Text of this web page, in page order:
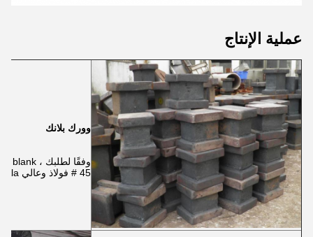
عملية الإنتاج
وورك بلانك
45 # فولاذ وعالي 38CrMoAla.